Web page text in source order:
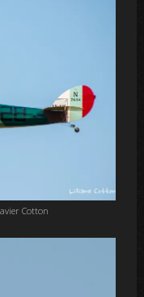
Cotton